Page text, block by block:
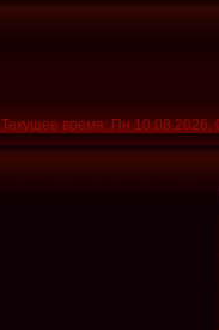
Текущее время: Пн 10.08.2026,